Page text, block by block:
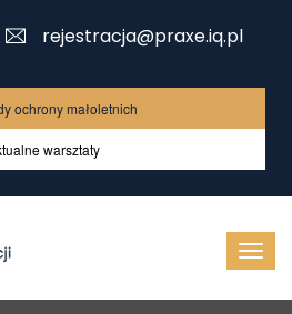
rejestracja@praxe.iq.pl
ochrony małoletnich
warsztaty